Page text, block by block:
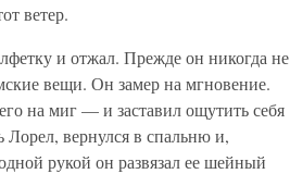
ветер.
и отжал. Прежде он никогда не
вещи. Он замер на мгновение.
на миг — и заставил ощутить себя
вернулся в спальню и,
рукой он развязал ее шейный